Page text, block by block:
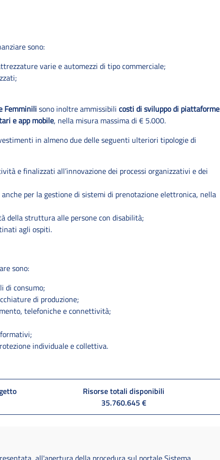
sono:
varie e automezzi di tipo commerciale;
Femminili sono inoltre ammissibili costi di sviluppo di piattaforme
e app mobile, nella misura massima di € 5.000.
in almeno due delle seguenti ulteriori tipologie di
e finalizzati all’innovazione dei processi organizzativi e dei
per la gestione di sistemi di prenotazione elettronica, nella
della struttura alle persone con disabilità;
agli ospiti.
sono:
di consumo;
di produzione;
telefoniche e connettività;
individuale e collettiva.
Risorse totali disponibili
35.760.645 €